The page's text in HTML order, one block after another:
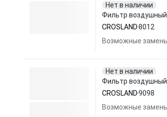
Нет в наличии
Фильтр воздушный
CROSLAND8012
Возможные
Нет в наличии
Фильтр воздушный
CROSLAND9098
Возможные